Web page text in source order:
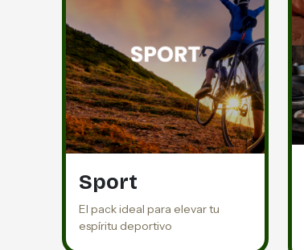
Sport
El pack ideal para elevar tu
espíritu deportivo